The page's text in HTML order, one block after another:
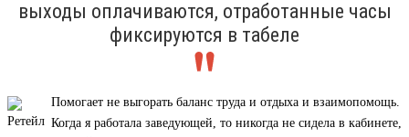
выходы оплачиваются, отработанные часы
фиксируются в табеле
Помогает не выгорать баланс труда и отдыха и взаимопомощь.
Когда я работала заведующей, то никогда не сидела в кабинете,